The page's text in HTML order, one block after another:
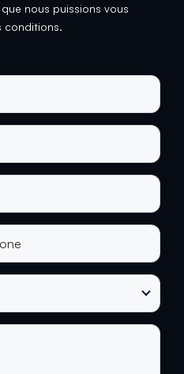
nous puissions vous
conditions.